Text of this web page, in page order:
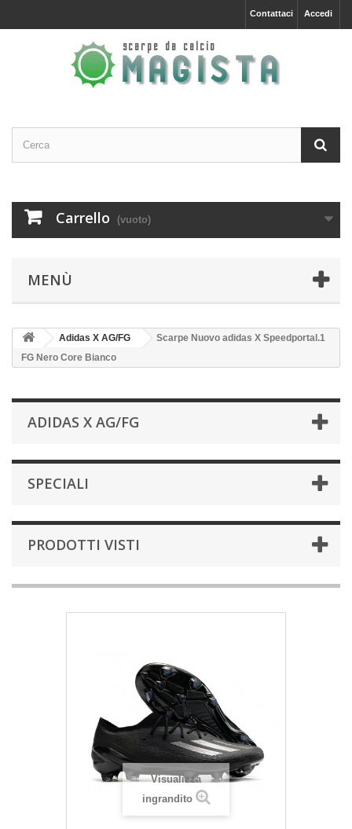
Accedi
Contattaci
Carrello (vuoto)
MENÙ
Adidas X AG/FG
Scarpe Nuovo adidas X Speedportal.1
FG Nero Core Bianco
ADIDAS X AG/FG
SPECIALI
PRODOTTI VISTI
Visualizza
ingrandito